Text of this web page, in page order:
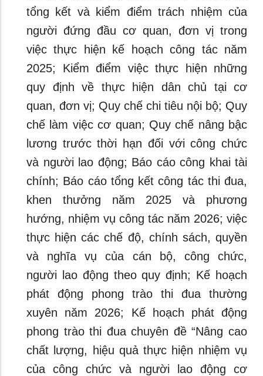
tổng kết và kiểm điểm trách nhiệm của
người đứng đầu cơ quan, đơn vị trong
việc thực hiện kế hoạch công tác năm
2025; Kiểm điểm việc thực hiện những
quy định về thực hiện dân chủ tại cơ
quan, đơn vị; Quy chế chi tiêu nội bộ; Quy
chế làm việc cơ quan; Quy chế nâng bậc
lương trước thời hạn đối với công chức
và người lao động; Báo cáo công khai tài
chính; Báo cáo tổng kết công tác thi đua,
khen thưởng năm 2025 và phương
hướng, nhiệm vụ công tác năm 2026; việc
thực hiện các chế độ, chính sách, quyền
và nghĩa vụ của cán bộ, công chức,
người lao động theo quy định; Kế hoạch
phát động phong trào thi đua thường
xuyên năm 2026; Kế hoạch phát động
phong trào thi đua chuyên đề “Nâng cao
chất lượng, hiệu quả thực hiện nhiệm vụ
của công chức và người lao động cơ